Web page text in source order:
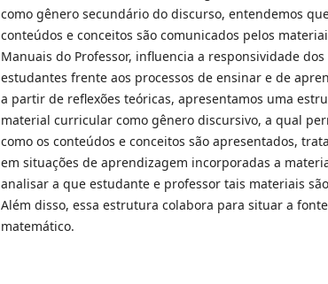
como gênero secundário do discurso, entendemos
conteúdos e conceitos são comunicados pelos
Manuais do Professor, influencia a responsividade
estudantes frente aos processos de ensinar e de
a partir de reflexões teóricas, apresentamos uma
material curricular como gênero discursivo, a qual
como os conteúdos e conceitos são apresentados,
em situações de aprendizagem incorporadas a
analisar a que estudante e professor tais materiais
Além disso, essa estrutura colabora para situar a
matemático.